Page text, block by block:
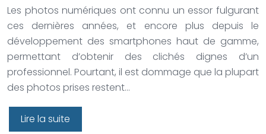
Les photos numériques ont connu un essor fulgurant
ces dernières années, et encore plus depuis le
développement des smartphones haut de gamme,
permettant d’obtenir des clichés dignes d’un
professionnel. Pourtant, il est dommage que la plupart
des photos prises restent…
Lire la suite